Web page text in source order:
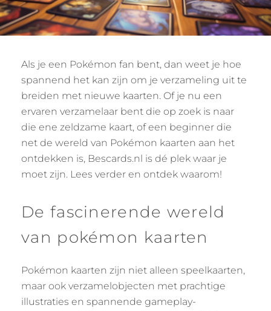
Als je een Pokémon fan bent, dan weet je hoe
spannend het kan zijn om je verzameling uit te
breiden met nieuwe kaarten. Of je nu een
ervaren verzamelaar bent die op zoek is naar
die ene zeldzame kaart, of een beginner die
net de wereld van Pokémon kaarten aan het
ontdekken is, Bescards.nl is dé plek waar je
moet zijn. Lees verder en ontdek waarom!
De fascinerende wereld
van pokémon kaarten
Pokémon kaarten zijn niet alleen speelkaarten,
maar ook verzamelobjecten met prachtige
illustraties en spannende gameplay-